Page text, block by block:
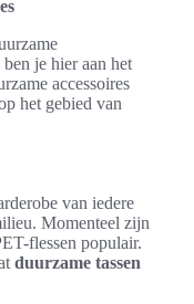
je hier aan het
accessoires
het gebied van
van iedere
Momenteel zijn
flessen populair.
duurzame tassen